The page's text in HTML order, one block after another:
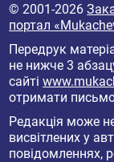
© 2001-2026
портал
Передрук
не нижче 3
сайті
отримати
Редакція може
висвітлених у
повідомленнях,